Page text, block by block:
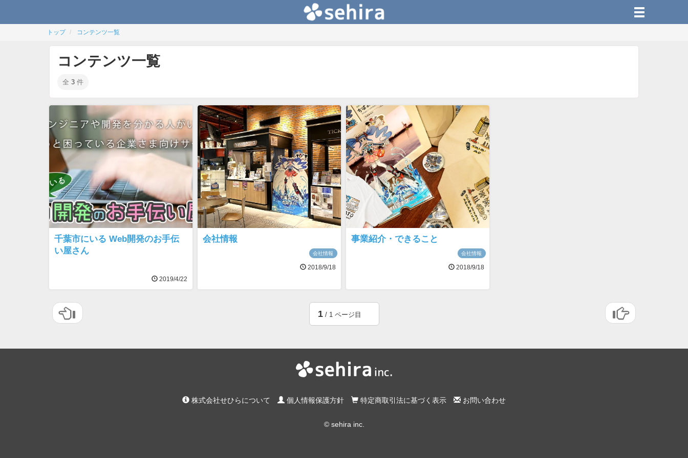
トップ コンテンツ一覧
コンテンツ一覧
全 3 件
千葉市にいる Web開発のお手伝
い屋さん
2019/4/22
会社情報
会社情報
2018/9/18
事業紹介・できること
会社情報
2018/9/18
1/ 1 ページ目
株式会社せひらについて 個人情報保護方針 特定商取引法に基づく表示 お問い合わせ
© sehira inc.